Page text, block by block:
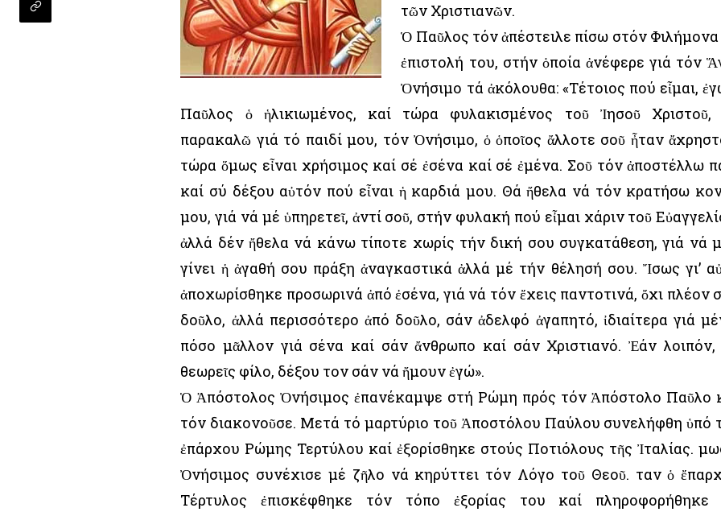
τῶν Χριστιανῶν.
Ὁ Παῦλος τόν ἀπέστειλε πίσω στόν
ἐπιστολή του, στήν ὁποία ἀνέφερε γιά τόν
Ὀνήσιμο τά ἀκόλουθα: «Τέτοιος πού εἶμαι,
Παῦλος ὁ ἡλικιωμένος, καί τώρα φυλακισμένος τοῦ Ἰησοῦ Χριστοῦ,
παρακαλῶ γιά τό παιδί μου, τόν Ὀνήσιμο, ὁ ὁποῖος ἄλλοτε σοῦ ἦταν
τώρα ὅμως εἶναι χρήσιμος καί σέ ἐσένα καί σέ ἐμένα. Σοῦ τόν ἀποστέλλω
καί σύ δέξου αὐτόν πού εἶναι ἡ καρδιά μου. Θά ἤθελα νά τόν κρατήσω
μου, γιά νά μέ ὑπηρετεῖ, ἀντί σοῦ, στήν φυλακή πού εἶμαι χάριν τοῦ
ἀλλά δέν ἤθελα νά κάνω τίποτε χωρίς τήν δική σου συγκατάθεση, γιά νά
γίνει ἡ ἀγαθή σου πράξη ἀναγκαστικά ἀλλά μέ τήν θέλησή σου. Ἴσως γι’
ἀποχωρίσθηκε προσωρινά ἀπό ἐσένα, γιά νά τόν ἔχεις παντοτινά, ὄχι πλέον
δοῦλο, ἀλλά περισσότερο ἀπό δοῦλο, σάν ἀδελφό ἀγαπητό, ἰδιαίτερα γιά
πόσο μᾶλλον γιά σένα καί σάν ἄνθρωπο καί σάν Χριστιανό. Ἐάν λοιπόν,
θεωρεῖς φίλο, δέξου τον σάν νά ἤμουν ἐγώ».
Ὁ Ἀπόστολος Ὀνήσιμος ἐπανέκαμψε στή Ρώμη πρός τόν Ἀπόστολο Παῦλο
τόν διακονοῦσε. Μετά τό μαρτύριο τοῦ Ἀποστόλου Παύλου συνελήφθη ὑπό
ἐπάρχου Ρώμης Τερτύλου καί ἐξορίσθηκε στούς Ποτιόλους τῆς Ἰταλίας.
Ὀνήσιμος συνέχισε μέ ζῆλο νά κηρύττει τόν Λόγο τοῦ Θεοῦ. Ὅταν ὁ
Τέρτυλος ἐπισκέφθηκε τόν τόπο ἐξορίας του καί πληροφορήθηκε